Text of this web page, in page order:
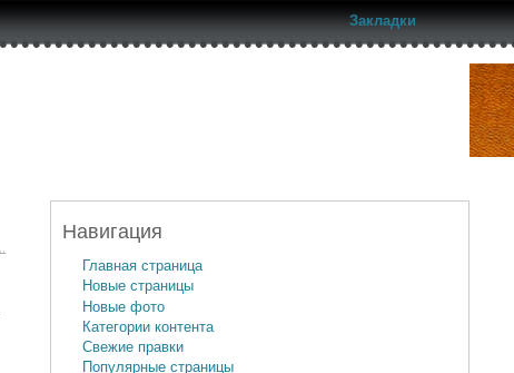
Закладки
Навигация
Главная страница
Новые страницы
Новые фото
Категории контента
Свежие правки
Популярные страницы